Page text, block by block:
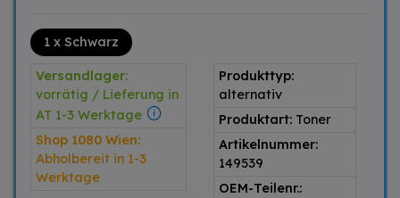
1 x Schwarz
Versandlager:
vorrätig / Lieferung in
AT 1-3 Werktage
Shop 1080 Wien:
Abholbereit in 1-3
Werktage
Produkttyp:
alternativ
Produktart: Toner
Artikelnummer:
149539
OEM-Teilenr.: